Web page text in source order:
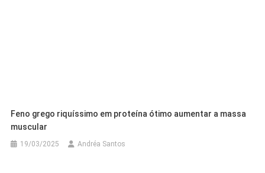
Feno grego riquíssimo em proteína ótimo aumentar a massa
muscular
19/03/2025 Andréa Santos